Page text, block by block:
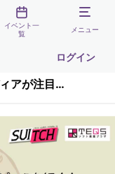
イベント一
覧
メニュー
ログイン
【リアル開催】web3専門メディアが注目トピックを紹介！ トレンドから見えるビジネスのツボ TEQS様相乗り企画 CDLE大阪Meetup#32